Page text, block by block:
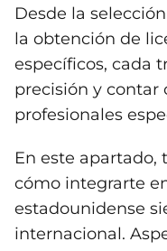
Desde la
la obtención de
específicos, cada
precisión y contar
profesionales
En este apartado,
cómo integrarte
estadounidense
internacional.